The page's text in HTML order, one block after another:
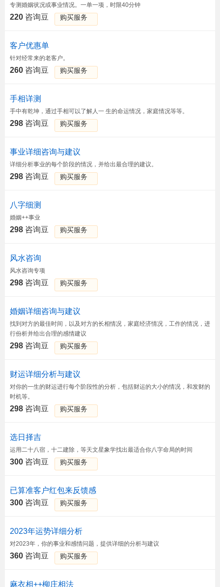
专测婚姻状况或事业情况。一单一项，时限40分钟
220 咨询豆 购买服务
客户优惠单
针对经常来的老客户。
260 咨询豆 购买服务
手相详测
手中有乾坤，通过手相可以了解人一 生的命运情况，家庭情况等等。
298 咨询豆 购买服务
事业详细咨询与建议
详细分析事业的每个阶段的情况，并给出最合理的建议。
298 咨询豆 购买服务
八字细测
婚姻++事业
298 咨询豆 购买服务
风水咨询
风水咨询专项
298 咨询豆 购买服务
婚姻详细咨询与建议
找到对方的最佳时间，以及对方的长相情况，家庭经济情况，工作的情况，进
行份析并给出合理的感情建议
298 咨询豆 购买服务
财运详细分析与建议
对你的一生的财运进行每个阶段性的分析，包括财运的大小的情况，和发财的
时机等。
298 咨询豆 购买服务
选日择吉
运用二十八宿，十二建除，等天文星象学找出最适合你八字命局的时间
300 咨询豆 购买服务
已算准客户红包来反馈感
300 咨询豆 购买服务
2023年运势详细分析
对2023年，你的事业和感情问题，提供详细的分析与建议
360 咨询豆 购买服务
麻衣相++柳庄相法